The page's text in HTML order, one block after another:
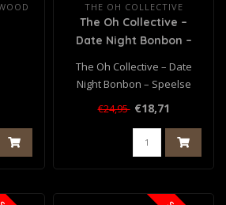
THE OH COLLECTIVE
The Oh Collective –
Date Night Bonbon –
Liefdeschocolade
The Oh Collective – Date
Night Bonbon – Speelse
Liefdeschocolade..
€24,95 €18,71